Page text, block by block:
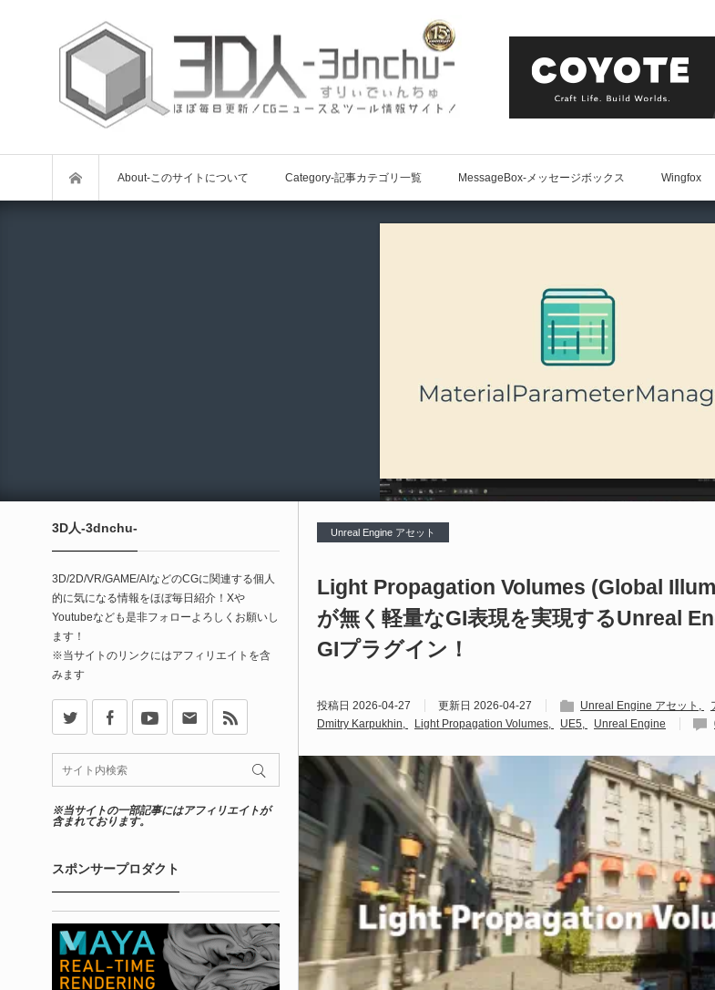
About-このサイトについて Category-記事カテゴリ一覧 MessageBox-メッセージボックス Wingfox
Unreal Engine アセット
Light Propagation Volumes (Global
が無く軽量なGI表現を実現するUnreal
GIプラグイン！
投稿日 2026-04-27 更新日 2026-04-27 Unreal Engine アセット
Dmitry Karpukhin
Light Propagation Volumes UE5 Unreal Engine
3D人-3dnchu-
3D/2D/VR/GAME/AIなどのCGに関連する個人
的に気になる情報をほぼ毎日紹介！Xや
Youtubeなども是非フォローよろしくお願いし
ます！
※当サイトのリンクにはアフィリエイトを含
みます
※当サイトの一部記事にはアフィリエイトが
含まれております。
スポンサープロダクト